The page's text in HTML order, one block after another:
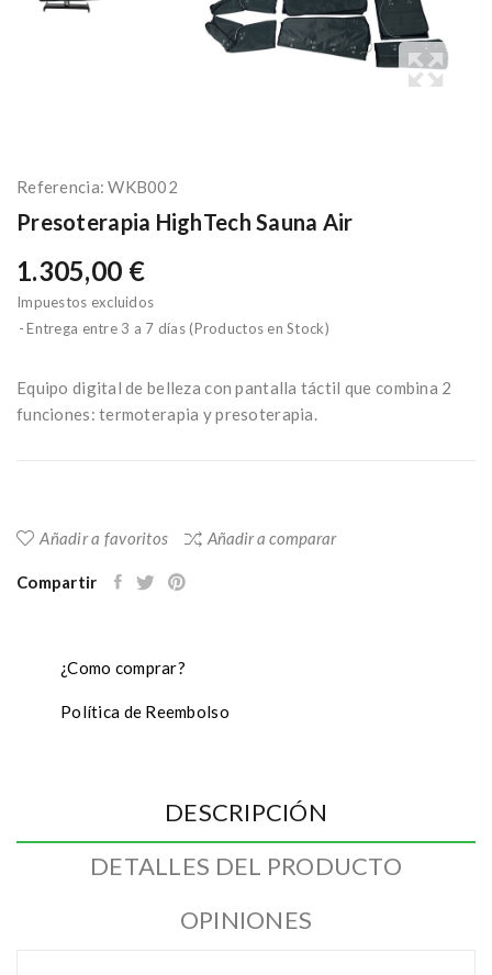
Referencia: WKB002
Presoterapia HighTech Sauna Air
1.305,00 €
Impuestos excluidos
Entrega entre 3 a 7 días (Productos en Stock)
Equipo digital de belleza con pantalla táctil que combina 2
funciones: termoterapia y presoterapia.
Añadir a favoritos Añadir a comparar
Compartir
¿Como comprar?
Política de Reembolso
DESCRIPCIÓN
DETALLES DEL PRODUCTO
OPINIONES